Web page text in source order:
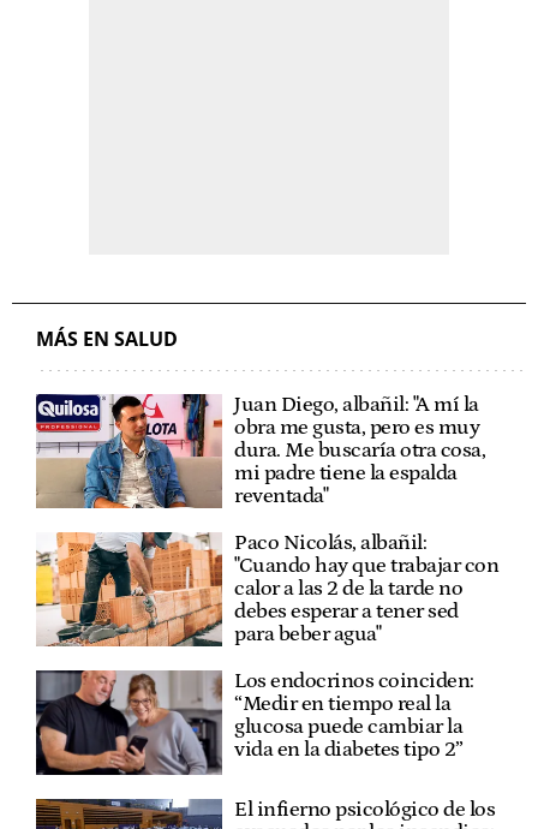
MÁS EN SALUD
Juan Diego, albañil: "A mí la
obra me gusta, pero es muy
dura. Me buscaría otra cosa,
mi padre tiene la espalda
reventada"
Paco Nicolás, albañil:
"Cuando hay que trabajar con
calor a las 2 de la tarde no
debes esperar a tener sed
para beber agua"
Los endocrinos coinciden:
“Medir en tiempo real la
glucosa puede cambiar la
vida en la diabetes tipo 2”
El infierno psicológico de los